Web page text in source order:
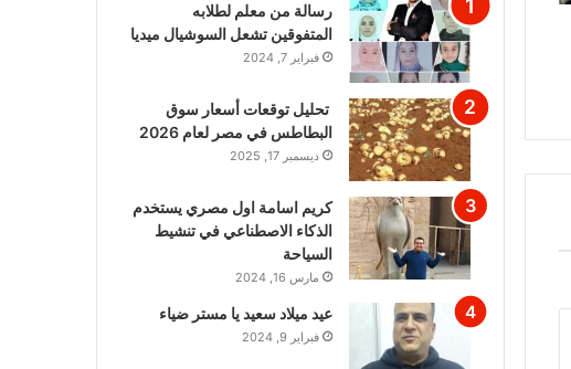
رسالة من معلم لطلابه
المتفوقين تشعل السوشيال ميديا
فبراير 7, 2024
تحليل توقعات أسعار سوق
البطاطس في مصر لعام 2026
ديسمبر 17, 2025
كريم اسامة اول مصري يستخدم
الذكاء الاصطناعي في تنشيط
السياحة
مارس 16, 2024
عيد ميلاد سعيد يا مستر ضياء
فبراير 9, 2024